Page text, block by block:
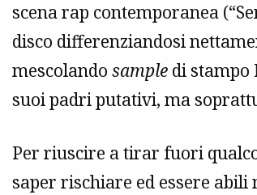
scena rap contemporanea
disco differenziandosi
mescolando sample di stampo
suoi padri putativi, ma
Per riuscire a tirar fuori
saper rischiare ed essere